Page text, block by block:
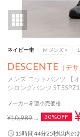
ネイビー杢 M メンズ ×
DESCENTE （デ
メンズ ニットパンツ 【
ジロングパンツ
メーカー希望小売価格
¥10,989 30%OFF
15時間44分24秒以内の